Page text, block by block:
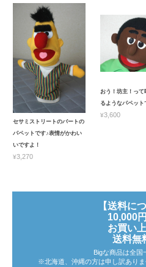
セサミストリートのバートの
パペットです♪表情がかわい
いですよ！
¥3,270
おう！坊主！って
るようなパペット
¥3,600
【送料に
10,000
お買い
送料無
Bigな商品は全国
※北海道、沖縄の方は申し訳ありま